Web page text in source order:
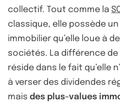
collectif. Tout comme la
classique, elle possède
immobilier qu’elle loue à
sociétés. La différence de
réside dans le fait qu’elle
à verser des dividendes
mais des plus-values